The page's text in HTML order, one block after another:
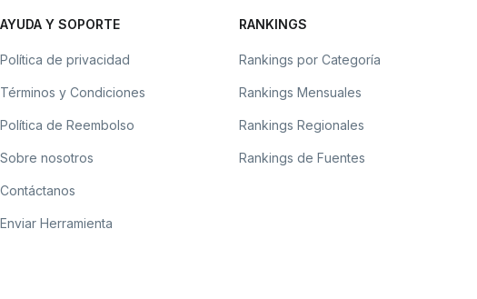
AYUDA Y SOPORTE
Política de privacidad
Términos y Condiciones
Política de Reembolso
Sobre nosotros
Contáctanos
Enviar Herramienta
RANKINGS
Rankings por Categoría
Rankings Mensuales
Rankings Regionales
Rankings de Fuentes